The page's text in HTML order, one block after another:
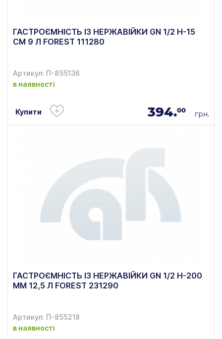
ГАСТРОЄМНІСТЬ ІЗ НЕРЖАВІЙКИ GN 1/2 H-15
СМ 9 Л FOREST 111280
Артикул: П-855136
в наявності
Купити 394.00 грн.
ГАСТРОЄМНІСТЬ ІЗ НЕРЖАВІЙКИ GN 1/2 H-200
ММ 12,5 Л FOREST 231290
Артикул: П-855218
в наявності